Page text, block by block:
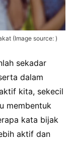
(Image source: )
sekadar
dalam
kita, sekecil
membentuk
kata bijak
aktif dan